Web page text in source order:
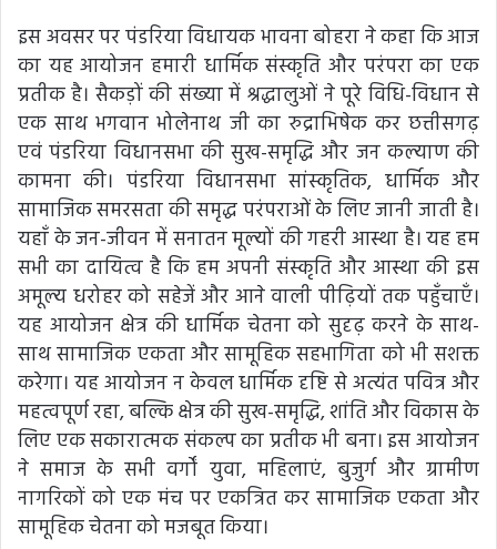
इस अवसर पर पंडरिया विधायक भावना बोहरा ने कहा कि आज
का यह आयोजन हमारी धार्मिक संस्कृति और परंपरा का एक
प्रतीक है। सैकड़ों की संख्या में श्रद्धालुओं ने पूरे विधि-विधान से
एक साथ भगवान भोलेनाथ जी का रुद्राभिषेक कर छत्तीसगढ़
एवं पंडरिया विधानसभा की सुख-समृद्धि और जन कल्याण की
कामना की। पंडरिया विधानसभा सांस्कृतिक, धार्मिक और
सामाजिक समरसता की समृद्ध परंपराओं के लिए जानी जाती है।
यहाँ के जन-जीवन में सनातन मूल्यों की गहरी आस्था है। यह हम
सभी का दायित्व है कि हम अपनी संस्कृति और आस्था की इस
अमूल्य धरोहर को सहेजें और आने वाली पीढ़ियों तक पहुँचाएँ।
यह आयोजन क्षेत्र की धार्मिक चेतना को सुदृढ़ करने के साथ-
साथ सामाजिक एकता और सामूहिक सहभागिता को भी सशक्त
करेगा। यह आयोजन न केवल धार्मिक दृष्टि से अत्यंत पवित्र और
महत्वपूर्ण रहा, बल्कि क्षेत्र की सुख-समृद्धि, शांति और विकास के
लिए एक सकारात्मक संकल्प का प्रतीक भी बना। इस आयोजन
ने समाज के सभी वर्गों युवा, महिलाएं, बुजुर्ग और ग्रामीण
नागरिकों को एक मंच पर एकत्रित कर सामाजिक एकता और
सामूहिक चेतना को मजबूत किया।